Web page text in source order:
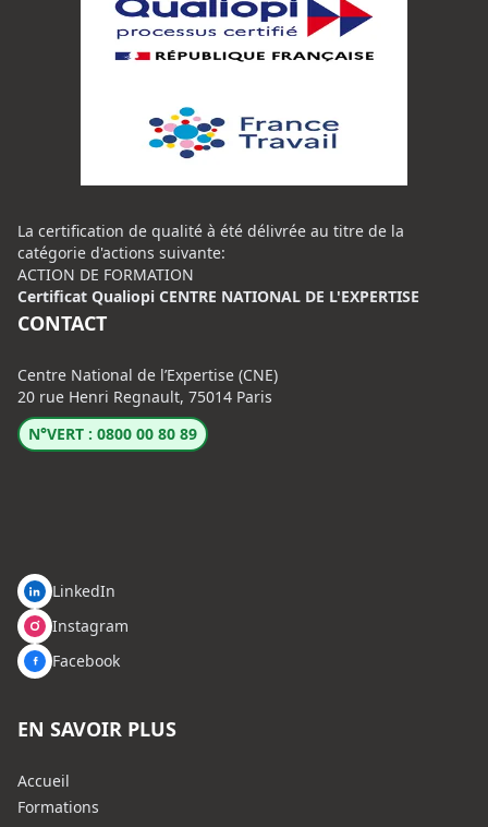
La certification de qualité à été délivrée au titre de la
catégorie d'actions suivante:
ACTION DE FORMATION
Certificat Qualiopi CENTRE NATIONAL DE L'EXPERTISE
CONTACT
Centre National de l’Expertise (CNE)
20 rue Henri Regnault, 75014 Paris
N°VERT : 0800 00 80 89
LinkedIn
Instagram
Facebook
EN SAVOIR PLUS
Accueil
Formations